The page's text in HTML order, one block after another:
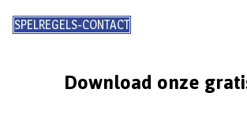
SPELREGELS-CONTACT
Download onze